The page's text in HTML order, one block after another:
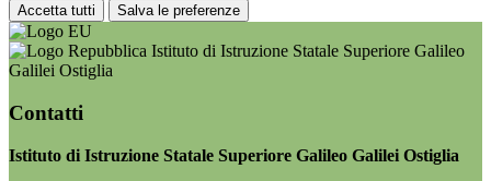
Accetta tutti Salva le preferenze
Istituto di Istruzione Statale Superiore Galileo
Galilei Ostiglia
Contatti
Istituto di Istruzione Statale Superiore Galileo Galilei Ostiglia